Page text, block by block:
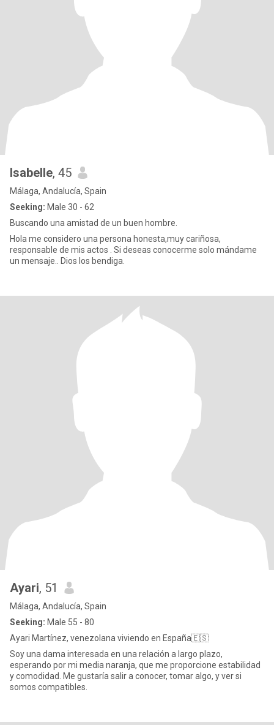
Isabelle, 45
Málaga, Andalucía, Spain
Seeking: Male 30 - 62
Buscando una amistad de un buen hombre.
Hola me considero una persona honesta,muy cariñosa,
responsable de mis actos . Si deseas conocerme solo mándame
un mensaje.. Dios los bendiga.
Ayari, 51
Málaga, Andalucía, Spain
Seeking: Male 55 - 80
Ayari Martínez, venezolana viviendo en España🇪🇸
Soy una dama interesada en una relación a largo plazo,
esperando por mi media naranja, que me proporcione estabilidad
y comodidad. Me gustaría salir a conocer, tomar algo, y ver si
somos compatibles.